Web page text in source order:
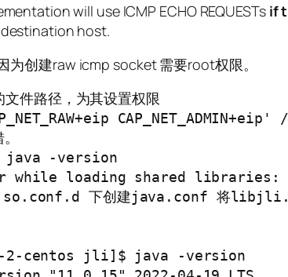
will use ICMP ECHO REQUESTs if
host.
为创建raw icmp socket 需要root权限。
件路径，为其设置权限
java -version
while loading shared
下创建java.conf 将libjli.so所
2-centos jli]$ java -version